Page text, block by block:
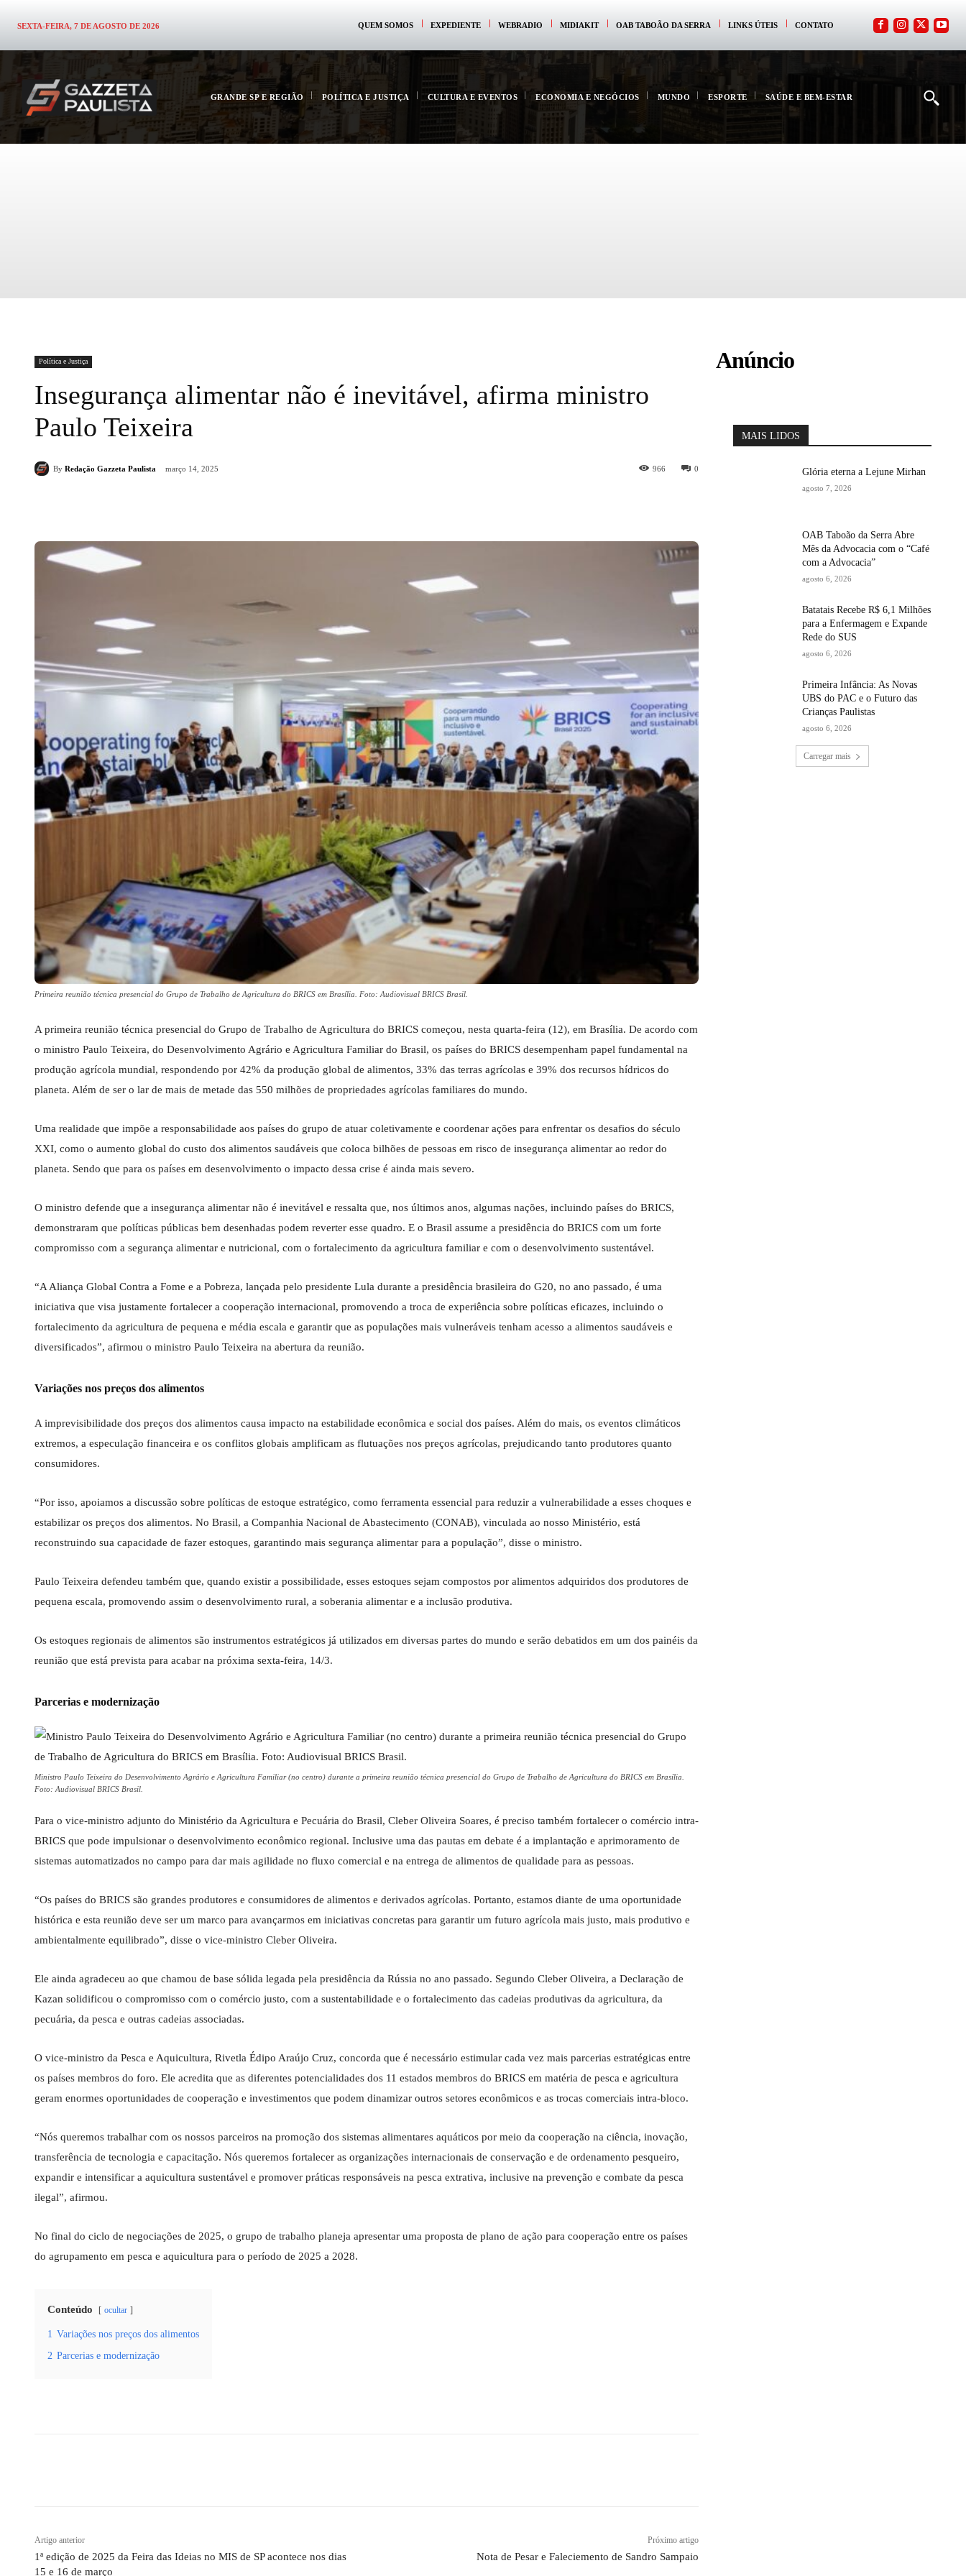
SEXTA-FEIRA, 7 DE AGOSTO DE 2026 QUEM SOMOS EXPEDIENTE WEBRADIO MIDIAKIT OAB TABOÃO DA SERRA LINKS ÚTEIS CONTATO
GRANDE SP E REGIÃO POLÍTICA E JUSTIÇA CULTURA E EVENTOS ECONOMIA E NEGÓCIOS MUNDO ESPORTE SAÚDE E BEM-ESTAR
Política e Justiça
Insegurança alimentar não é inevitável, afirma ministro
Paulo Teixeira
By Redação Gazzeta Paulista março 14, 2025 0
966
Primeira reunião técnica presencial do Grupo de Trabalho de Agricultura do BRICS em Brasília. Foto: Audiovisual BRICS Brasil.
A primeira reunião técnica presencial do Grupo de Trabalho de Agricultura do BRICS começou, nesta quarta-feira (12), em Brasília. De acordo com
o ministro Paulo Teixeira, do Desenvolvimento Agrário e Agricultura Familiar do Brasil, os países do BRICS desempenham papel fundamental na
produção agrícola mundial, respondendo por 42% da produção global de alimentos, 33% das terras agrícolas e 39% dos recursos hídricos do
planeta. Além de ser o lar de mais de metade das 550 milhões de propriedades agrícolas familiares do mundo.
Uma realidade que impõe a responsabilidade aos países do grupo de atuar coletivamente e coordenar ações para enfrentar os desafios do século
XXI, como o aumento global do custo dos alimentos saudáveis que coloca bilhões de pessoas em risco de insegurança alimentar ao redor do
planeta. Sendo que para os países em desenvolvimento o impacto dessa crise é ainda mais severo.
O ministro defende que a insegurança alimentar não é inevitável e ressalta que, nos últimos anos, algumas nações, incluindo países do BRICS,
demonstraram que políticas públicas bem desenhadas podem reverter esse quadro. E o Brasil assume a presidência do BRICS com um forte
compromisso com a segurança alimentar e nutricional, com o fortalecimento da agricultura familiar e com o desenvolvimento sustentável.
“A Aliança Global Contra a Fome e a Pobreza, lançada pelo presidente Lula durante a presidência brasileira do G20, no ano passado, é uma
iniciativa que visa justamente fortalecer a cooperação internacional, promovendo a troca de experiência sobre políticas eficazes, incluindo o
fortalecimento da agricultura de pequena e média escala e garantir que as populações mais vulneráveis tenham acesso a alimentos saudáveis e
diversificados”, afirmou o ministro Paulo Teixeira na abertura da reunião.
Variações nos preços dos alimentos
A imprevisibilidade dos preços dos alimentos causa impacto na estabilidade econômica e social dos países. Além do mais, os eventos climáticos
extremos, a especulação financeira e os conflitos globais amplificam as flutuações nos preços agrícolas, prejudicando tanto produtores quanto
consumidores.
“Por isso, apoiamos a discussão sobre políticas de estoque estratégico, como ferramenta essencial para reduzir a vulnerabilidade a esses choques e
estabilizar os preços dos alimentos. No Brasil, a Companhia Nacional de Abastecimento (CONAB), vinculada ao nosso Ministério, está
reconstruindo sua capacidade de fazer estoques, garantindo mais segurança alimentar para a população”, disse o ministro.
Paulo Teixeira defendeu também que, quando existir a possibilidade, esses estoques sejam compostos por alimentos adquiridos dos produtores de
pequena escala, promovendo assim o desenvolvimento rural, a soberania alimentar e a inclusão produtiva.
Os estoques regionais de alimentos são instrumentos estratégicos já utilizados em diversas partes do mundo e serão debatidos em um dos painéis da
reunião que está prevista para acabar na próxima sexta-feira, 14/3.
Parcerias e modernização
Ministro Paulo Teixeira do Desenvolvimento Agrário e Agricultura Familiar (no centro) durante a primeira reunião técnica presencial do Grupo de Trabalho de Agricultura do BRICS em Brasília.
Foto: Audiovisual BRICS Brasil.
Para o vice-ministro adjunto do Ministério da Agricultura e Pecuária do Brasil, Cleber Oliveira Soares, é preciso também fortalecer o comércio intra-
BRICS que pode impulsionar o desenvolvimento econômico regional. Inclusive uma das pautas em debate é a implantação e aprimoramento de
sistemas automatizados no campo para dar mais agilidade no fluxo comercial e na entrega de alimentos de qualidade para as pessoas.
“Os países do BRICS são grandes produtores e consumidores de alimentos e derivados agrícolas. Portanto, estamos diante de uma oportunidade
histórica e esta reunião deve ser um marco para avançarmos em iniciativas concretas para garantir um futuro agrícola mais justo, mais produtivo e
ambientalmente equilibrado”, disse o vice-ministro Cleber Oliveira.
Ele ainda agradeceu ao que chamou de base sólida legada pela presidência da Rússia no ano passado. Segundo Cleber Oliveira, a Declaração de
Kazan solidificou o compromisso com o comércio justo, com a sustentabilidade e o fortalecimento das cadeias produtivas da agricultura, da
pecuária, da pesca e outras cadeias associadas.
O vice-ministro da Pesca e Aquicultura, Rivetla Édipo Araújo Cruz, concorda que é necessário estimular cada vez mais parcerias estratégicas entre
os países membros do foro. Ele acredita que as diferentes potencialidades dos 11 estados membros do BRICS em matéria de pesca e agricultura
geram enormes oportunidades de cooperação e investimentos que podem dinamizar outros setores econômicos e as trocas comerciais intra-bloco.
“Nós queremos trabalhar com os nossos parceiros na promoção dos sistemas alimentares aquáticos por meio da cooperação na ciência, inovação,
transferência de tecnologia e capacitação. Nós queremos fortalecer as organizações internacionais de conservação e de ordenamento pesqueiro,
expandir e intensificar a aquicultura sustentável e promover práticas responsáveis na pesca extrativa, inclusive na prevenção e combate da pesca
ilegal”, afirmou.
No final do ciclo de negociações de 2025, o grupo de trabalho planeja apresentar uma proposta de plano de ação para cooperação entre os países
do agrupamento em pesca e aquicultura para o período de 2025 a 2028.
Conteúdo ocultar
1 Variações nos preços dos alimentos
2 Parcerias e modernização
Artigo anterior
1ª edição de 2025 da Feira das Ideias no MIS de SP acontece nos dias
15 e 16 de março
Próximo artigo
Nota de Pesar e Faleciemento de Sandro Sampaio
Anúncio
MAIS LIDOS
Glória eterna a Lejune Mirhan
agosto 7, 2026
OAB Taboão da Serra Abre
Mês da Advocacia com o “Café
com a Advocacia”
agosto 6, 2026
Batatais Recebe R$ 6,1 Milhões
para a Enfermagem e Expande
Rede do SUS
agosto 6, 2026
Primeira Infância: As Novas
UBS do PAC e o Futuro das
Crianças Paulistas
agosto 6, 2026
Carregar mais